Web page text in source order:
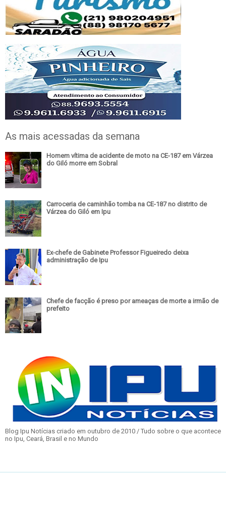
As mais acessadas da semana
Homem vítima de acidente de moto na CE-187 em Várzea
do Giló morre em Sobral
Carroceria de caminhão tomba na CE-187 no distrito de
Várzea do Giló em Ipu
Ex-chefe de Gabinete Professor Figueiredo deixa
administração de Ipu
Chefe de facção é preso por ameaças de morte a irmão de
prefeito
Blog Ipu Notícias criado em outubro de 2010 / Tudo sobre o que acontece
no Ipu, Ceará, Brasil e no Mundo